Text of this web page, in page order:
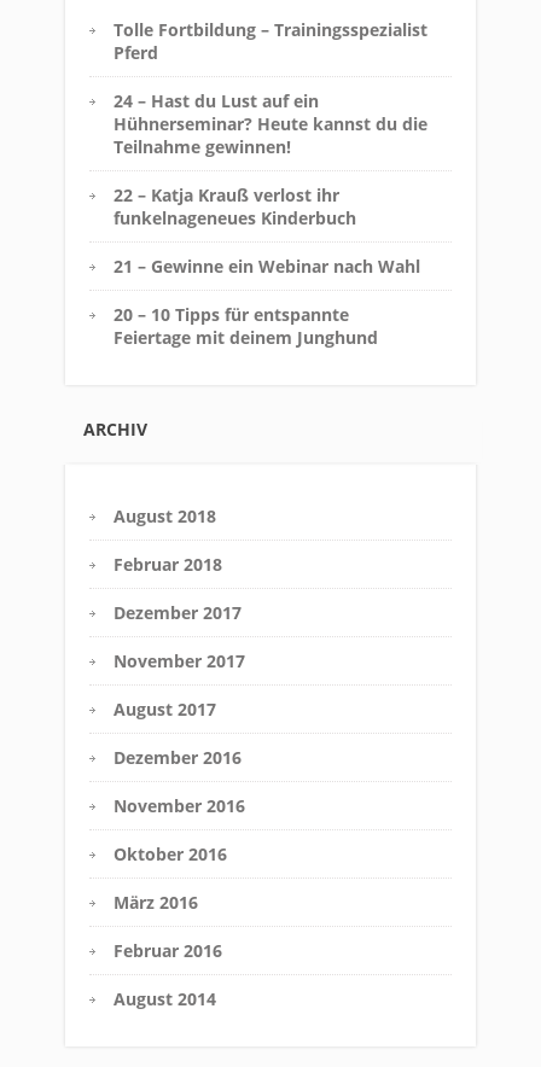
Tolle Fortbildung – Trainingsspezialist
Pferd
24 – Hast du Lust auf ein
Hühnerseminar? Heute kannst du die
Teilnahme gewinnen!
22 – Katja Krauß verlost ihr
funkelnageneues Kinderbuch
21 – Gewinne ein Webinar nach Wahl
20 – 10 Tipps für entspannte
Feiertage mit deinem Junghund
ARCHIV
August 2018
Februar 2018
Dezember 2017
November 2017
August 2017
Dezember 2016
November 2016
Oktober 2016
März 2016
Februar 2016
August 2014